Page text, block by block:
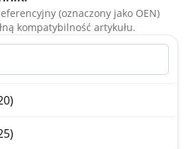
(oznaczony jako OEN)
kompatybilność artykułu.